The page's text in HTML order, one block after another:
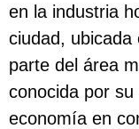
en la industria
ciudad, ubicada
parte del área
conocida por
economía en